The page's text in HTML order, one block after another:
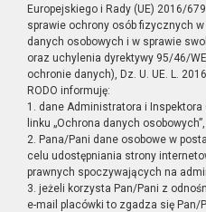
Europejskiego i Rady (UE) 2016/
sprawie ochrony osób fizycznych
danych osobowych i w sprawie
oraz uchylenia dyrektywy 95/46/
ochronie danych), Dz. U. UE. L.
RODO informuję:
1. dane Administratora i
linku „Ochrona danych osobowych”,
2. Pana/Pani dane osobowe w
celu udostępniania strony
prawnych spoczywających na
3. jeżeli korzysta Pan/Pani z
e-mail placówki to zgadza się